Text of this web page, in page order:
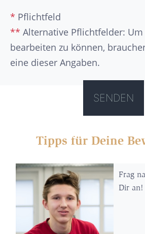
* Pflichtfeld
** Alternative Pflichtfelder:
bearbeiten zu können,
eine dieser Angaben.
Tipps für Deine
Frag
Dir an!